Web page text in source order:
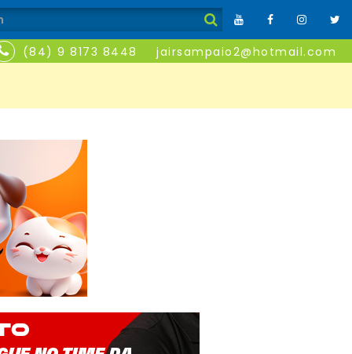
(84) 9 8173 8448 jairsampaio2@hotmail.com